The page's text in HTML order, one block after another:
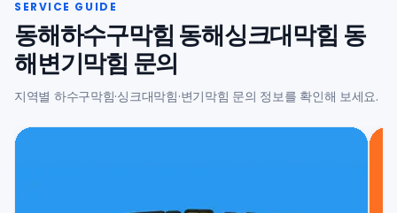
동해하수구막힘 동해싱크대막힘 동
해변기막힘 문의